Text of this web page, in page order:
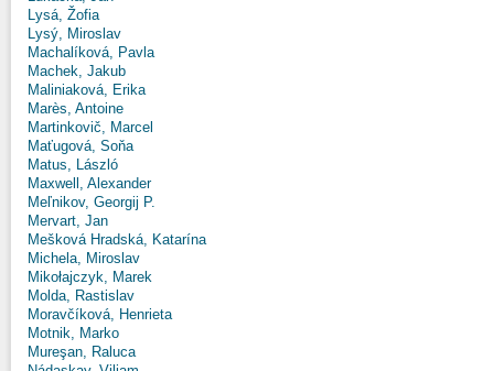
Lysá, Žofia
Lysý, Miroslav
Machalíková, Pavla
Machek, Jakub
Maliniaková, Erika
Marès, Antoine
Martinkovič, Marcel
Maťugová, Soňa
Matus, László
Maxwell, Alexander
Meľnikov, Georgij P.
Mervart, Jan
Mešková Hradská, Katarína
Michela, Miroslav
Mikołajczyk, Marek
Molda, Rastislav
Moravčíková, Henrieta
Motnik, Marko
Mureşan, Raluca